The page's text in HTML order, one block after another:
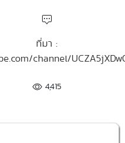
ที่มา :
channel/
4,415